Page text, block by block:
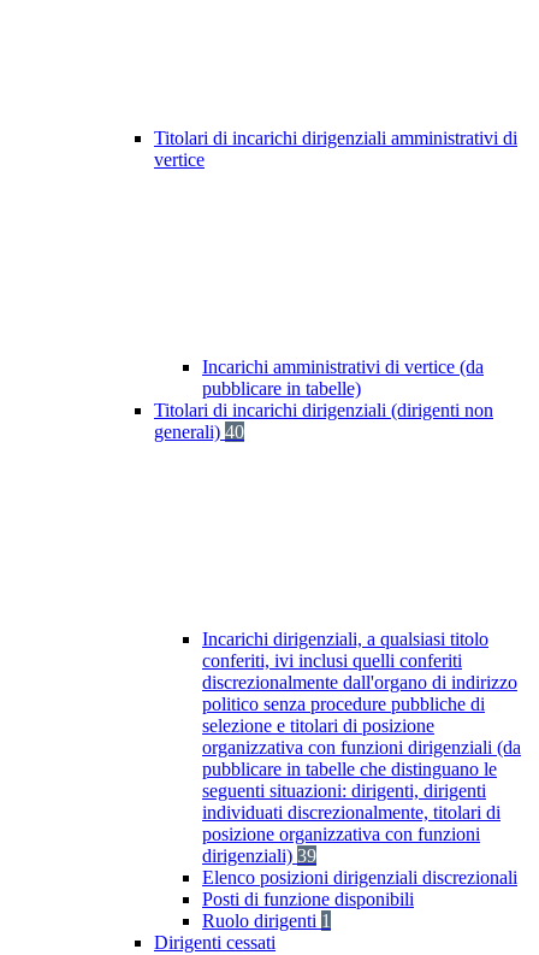
Titolari di incarichi dirigenziali amministrativi di
vertice
Incarichi amministrativi di vertice (da
pubblicare in tabelle)
Titolari di incarichi dirigenziali (dirigenti non
generali) 40
Incarichi dirigenziali, a qualsiasi titolo
conferiti, ivi inclusi quelli conferiti
discrezionalmente dall'organo di indirizzo
politico senza procedure pubbliche di
selezione e titolari di posizione
organizzativa con funzioni dirigenziali (da
pubblicare in tabelle che distinguano le
seguenti situazioni: dirigenti, dirigenti
individuati discrezionalmente, titolari di
posizione organizzativa con funzioni
dirigenziali) 39
Elenco posizioni dirigenziali discrezionali
Posti di funzione disponibili
Ruolo dirigenti 1
Dirigenti cessati